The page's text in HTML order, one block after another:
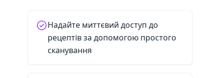
Надайте миттєвий доступ до
рецептів за допомогою простого
сканування